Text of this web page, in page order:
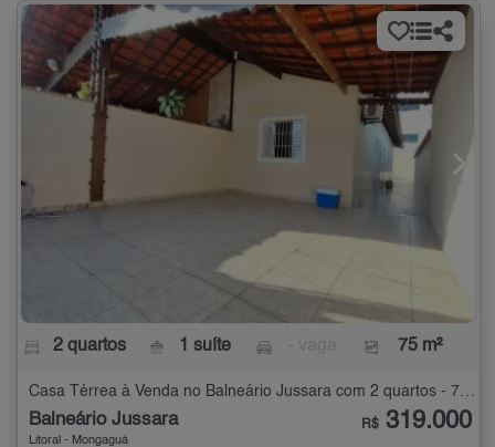
2 quartos 1 suíte 75 m²
Balneário Jussara
Litoral - Mongaguá
R$ 319.000